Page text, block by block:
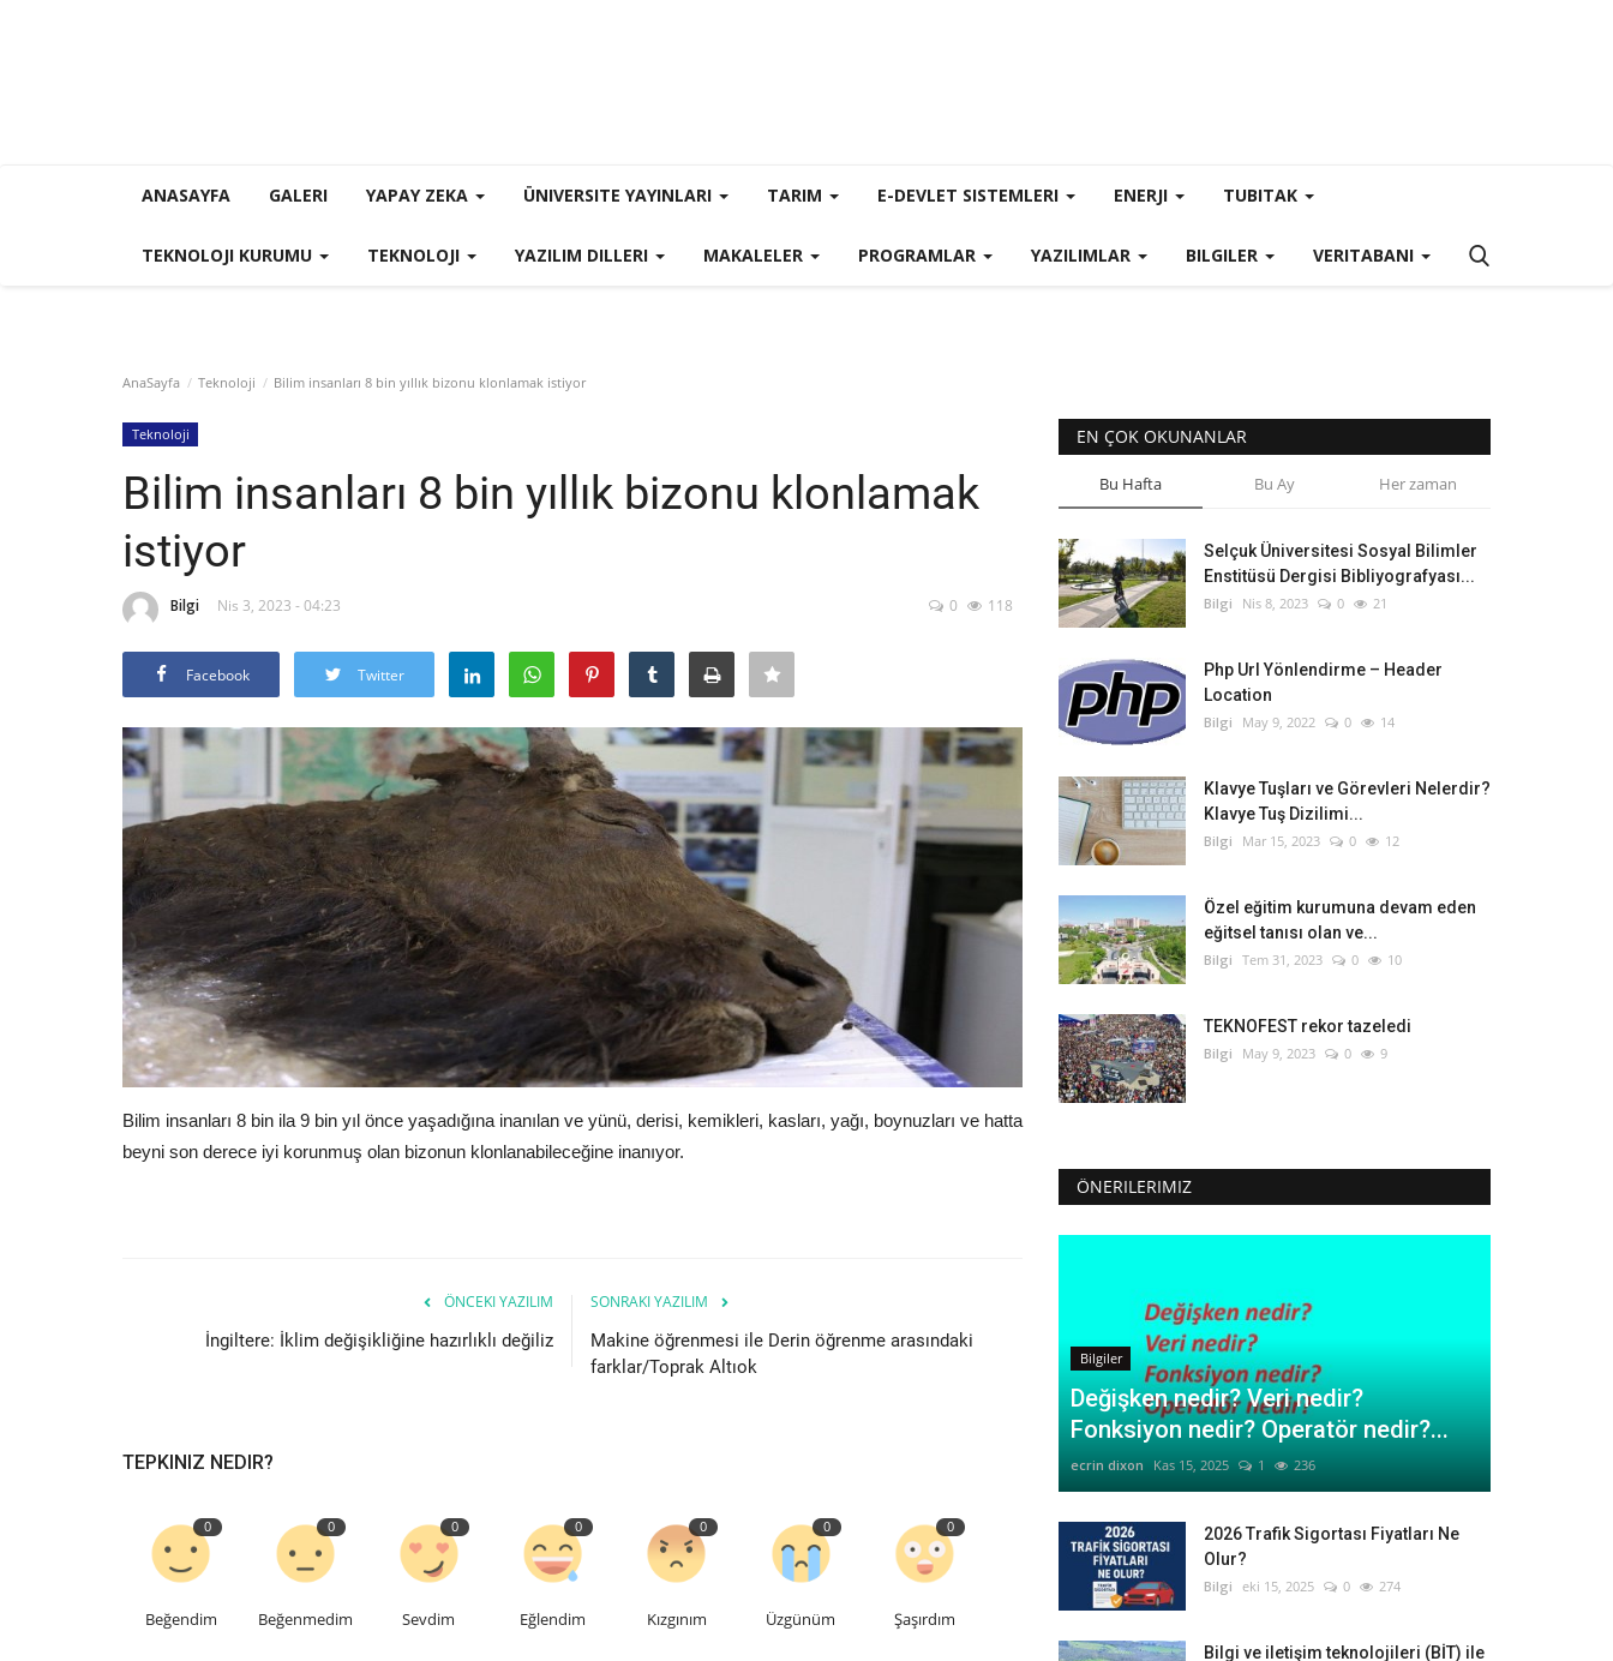
ANASAYFA GALERI YAPAY ZEKA ÜNIVERSITE YAYINLARI TARIM E-DEVLET SISTEMLERI ENERJI TUBITAK
TEKNOLOJI KURUMU TEKNOLOJI YAZILIM DILLERI MAKALELER PROGRAMLAR YAZILIMLAR BILGILER VERITABANI
AnaSayfa Teknoloji Bilim insanları 8 bin yıllık bizonu klonlamak istiyor
Teknoloji
Bilim insanları 8 bin yıllık bizonu klonlamak
istiyor
Bilgi Nis 3, 2023 - 04:23 0 118
Facebook Twitter
Bilim insanları 8 bin ila 9 bin yıl önce yaşadığına inanılan ve yünü, derisi, kemikleri, kasları, yağı, boynuzları ve hatta
beyni son derece iyi korunmuş olan bizonun klonlanabileceğine inanıyor.
ÖNCEKI YAZILIM
İngiltere: İklim değişikliğine hazırlıklı değiliz
SONRAKI YAZILIM
Makine öğrenmesi ile Derin öğrenme arasındaki
farklar/Toprak Altıok
TEPKINIZ NEDIR?
0
Beğendim
0
Beğenmedim
0
Sevdim
0
Eğlendim
0
Kızgınım
0
Üzgünüm
0
Şaşırdım
EN ÇOK OKUNANLAR
Bu Hafta Bu Ay Her zaman
Selçuk Üniversitesi Sosyal Bilimler
Enstitüsü Dergisi Bibliyografyası...
Bilgi Nis 8, 2023 0 21
Php Url Yönlendirme – Header
Location
Bilgi May 9, 2022 0 14
Klavye Tuşları ve Görevleri Nelerdir?
Klavye Tuş Dizilimi...
Bilgi Mar 15, 2023 0 12
Özel eğitim kurumuna devam eden
eğitsel tanısı olan ve...
Bilgi Tem 31, 2023 0 10
TEKNOFEST rekor tazeledi
Bilgi May 9, 2023 0 9
ÖNERILERIMIZ
Bilgiler
Değişken nedir? Veri nedir?
Fonksiyon nedir? Operatör nedir?...
ecrin dixon Kas 15, 2025 1 236
2026 Trafik Sigortası Fiyatları Ne
Olur?
Bilgi eki 15, 2025 0 274
Bilgi ve iletişim teknolojileri (BİT) ile